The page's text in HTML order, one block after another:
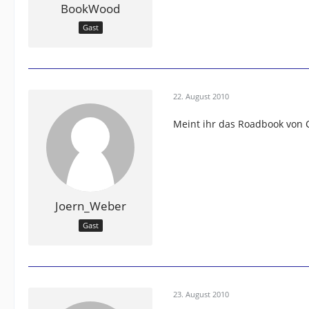
BookWood
Gast
Joern_Weber
Gast
22. August 2010
Meint ihr das Roadbook von
23. August 2010